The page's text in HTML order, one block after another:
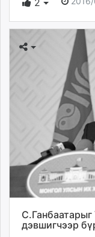
дэвшигчээр